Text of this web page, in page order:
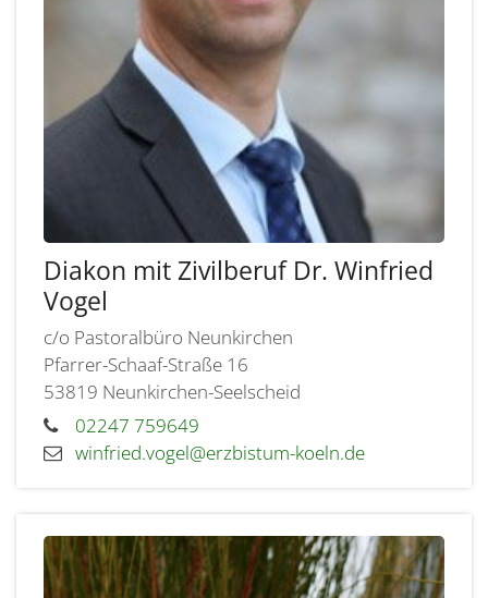
Diakon mit Zivilberuf Dr. Winfried
Vogel
c/o Pastoralbüro Neunkirchen
Pfarrer-Schaaf-Straße 16
53819 Neunkirchen-Seelscheid
02247 759649
winfried.vogel@erzbistum-koeln.de